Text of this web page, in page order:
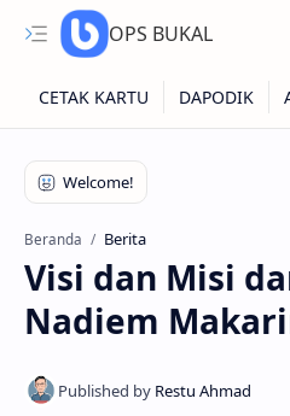
OPS BUKAL
Kartu NUPTK
Kartu NRG
Kartu NISN
Kartu NISN Foto
Kartu NISN Massal
Beranda Berita
Visi dan Misi
Nadiem